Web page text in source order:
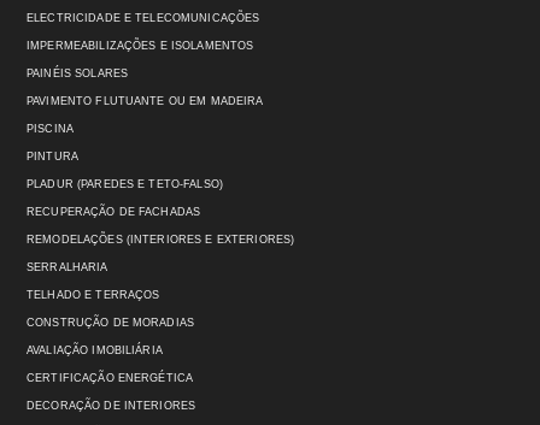
ELECTRICIDADE E TELECOMUNICAÇÕES
IMPERMEABILIZAÇÕES E ISOLAMENTOS
PAINÉIS SOLARES
PAVIMENTO FLUTUANTE OU EM MADEIRA
PISCINA
PINTURA
PLADUR (PAREDES E TETO-FALSO)
RECUPERAÇÃO DE FACHADAS
REMODELAÇÕES (INTERIORES E EXTERIORES)
SERRALHARIA
TELHADO E TERRAÇOS
CONSTRUÇÃO DE MORADIAS
AVALIAÇÃO IMOBILIÁRIA
CERTIFICAÇÃO ENERGÉTICA
DECORAÇÃO DE INTERIORES